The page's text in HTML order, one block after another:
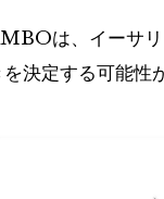
は、イーサリ
決定する可能性